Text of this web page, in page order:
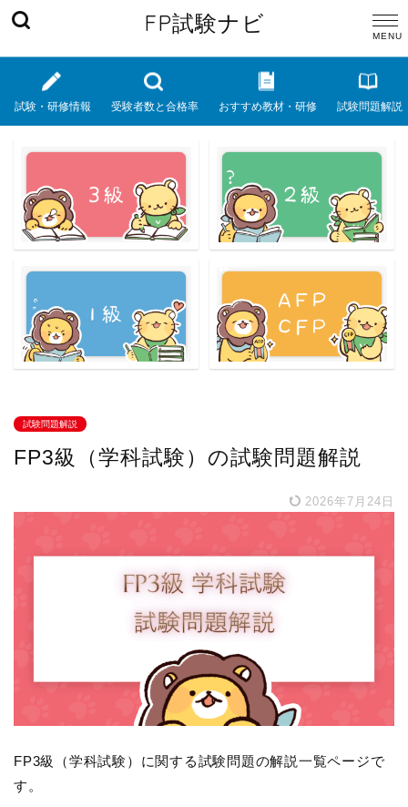
FP試験ナビ
試験・研修情報 受験者数と合格率 おすすめ教材・研修 試験問題解説
試験問題解説
FP3級（学科試験）の試験問題解説
2026年7月24日
FP3級（学科試験）に関する試験問題の解説一覧ページで
す。